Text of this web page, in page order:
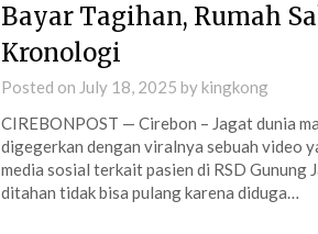
Bayar Tagihan, Rumah
Kronologi
Posted on July 18, 2025 bykingkong
CIREBONPOST — Cirebon – Jagat dunia
digegerkan dengan viralnya sebuah video
media sosial terkait pasien di RSD Gunung
ditahan tidak bisa pulang karena diduga…